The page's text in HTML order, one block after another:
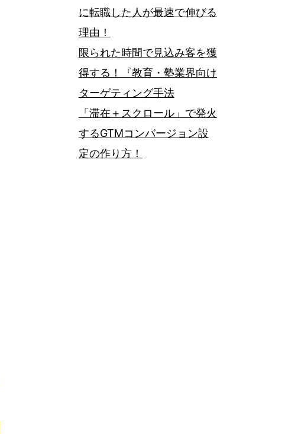
に転職した人が最速で伸びる
理由！
限られた時間で見込み客を獲
得する！『教育・塾業界向け
ターゲティング手法
「滞在＋スクロール」で発火
するGTMコンバージョン設
定の作り方！